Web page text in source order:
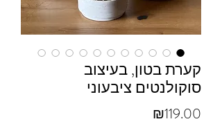
קערת בטון, בעיצוב
סוקולנטים ציבעוני
₪119.00